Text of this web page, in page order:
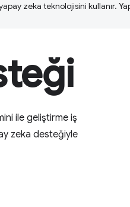
zeka teknolojisini kullanır.
ile geliştirme iş
zeka desteğiyle